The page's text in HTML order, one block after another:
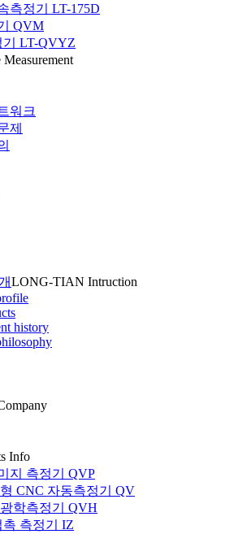
측정기 LT-175D
QVM
기 LT-QVYZ
Measurement
워크
제
LONG-TIAN Intruction
history
Info
지 측정기 QVP
CNC 자동측정기 QV
학측정기 QVH
측정기 IZ